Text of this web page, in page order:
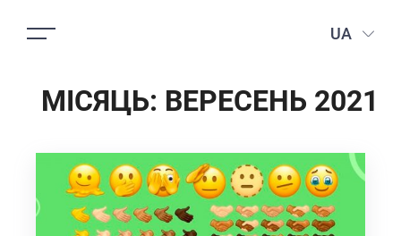
UA
МІСЯЦЬ: ВЕРЕСЕНЬ 2021